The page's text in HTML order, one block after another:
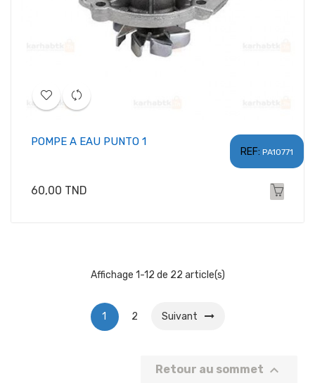
REF: PA10771
POMPE A EAU PUNTO 1
Prix
60,00 TND
Affichage 1-12 de 22 article(s)
1 2 Suivant
Retour au sommet 